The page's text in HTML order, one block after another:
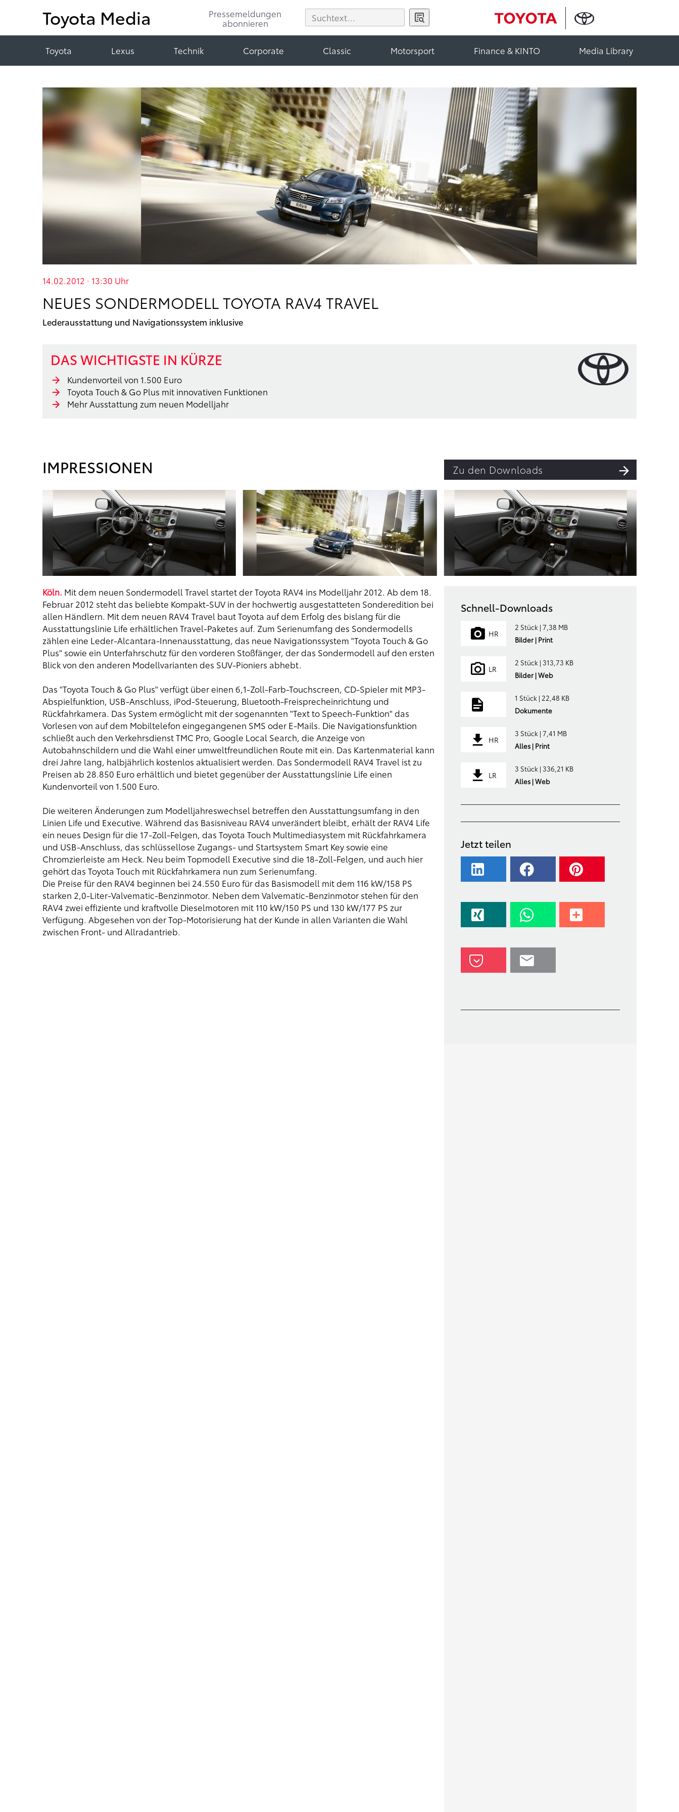
Toyota Media
Pressemeldungen
abonnieren
Toyota Lexus Technik Corporate Classic Motorsport Finance & KINTO Media Library
14.02.2012 · 13:30 Uhr
NEUES SONDERMODELL TOYOTA RAV4 TRAVEL
Lederausstattung und Navigationssystem inklusive
DAS WICHTIGSTE IN KÜRZE
Kundenvorteil von 1.500 Euro
Toyota Touch & Go Plus mit innovativen Funktionen
Mehr Ausstattung zum neuen Modelljahr
IMPRESSIONEN Zu den Downloads
Köln. Mit dem neuen Sondermodell Travel startet der Toyota RAV4 ins Modelljahr 2012. Ab dem 18.
Februar 2012 steht das beliebte Kompakt-SUV in der hochwertig ausgestatteten Sonderedition bei
allen Händlern. Mit dem neuen RAV4 Travel baut Toyota auf dem Erfolg des bislang für die
Ausstattungslinie Life erhältlichen Travel-Paketes auf. Zum Serienumfang des Sondermodells
zählen eine Leder-Alcantara-Innenausstattung, das neue Navigationssystem "Toyota Touch & Go
Plus" sowie ein Unterfahrschutz für den vorderen Stoßfänger, der das Sondermodell auf den ersten
Blick von den anderen Modellvarianten des SUV-Pioniers abhebt.
Das "Toyota Touch & Go Plus" verfügt über einen 6,1-Zoll-Farb-Touchscreen, CD-Spieler mit MP3-
Abspielfunktion, USB-Anschluss, iPod-Steuerung, Bluetooth-Freisprecheinrichtung und
Rückfahrkamera. Das System ermöglicht mit der sogenannten "Text to Speech-Funktion" das
Vorlesen von auf dem Mobiltelefon eingegangenen SMS oder E-Mails. Die Navigationsfunktion
schließt auch den Verkehrsdienst TMC Pro, Google Local Search, die Anzeige von
Autobahnschildern und die Wahl einer umweltfreundlichen Route mit ein. Das Kartenmaterial kann
drei Jahre lang, halbjährlich kostenlos aktualisiert werden. Das Sondermodell RAV4 Travel ist zu
Preisen ab 28.850 Euro erhältlich und bietet gegenüber der Ausstattungslinie Life einen
Kundenvorteil von 1.500 Euro.
Die weiteren Änderungen zum Modelljahreswechsel betreffen den Ausstattungsumfang in den
Linien Life und Executive. Während das Basisniveau RAV4 unverändert bleibt, erhält der RAV4 Life
ein neues Design für die 17-Zoll-Felgen, das Toyota Touch Multimediasystem mit Rückfahrkamera
und USB-Anschluss, das schlüssellose Zugangs- und Startsystem Smart Key sowie eine
Chromzierleiste am Heck. Neu beim Topmodell Executive sind die 18-Zoll-Felgen, und auch hier
gehört das Toyota Touch mit Rückfahrkamera nun zum Serienumfang.
Die Preise für den RAV4 beginnen bei 24.550 Euro für das Basismodell mit dem 116 kW/158 PS
starken 2,0-Liter-Valvematic-Benzinmotor. Neben dem Valvematic-Benzinmotor stehen für den
RAV4 zwei effiziente und kraftvolle Dieselmotoren mit 110 kW/150 PS und 130 kW/177 PS zur
Verfügung. Abgesehen von der Top-Motorisierung hat der Kunde in allen Varianten die Wahl
zwischen Front- und Allradantrieb.
Schnell-Downloads
HR
2 Stück | 7,38 MB
Bilder | Print
LR
2 Stück | 313,73 KB
Bilder | Web
1 Stück | 22,48 KB
Dokumente
HR
3 Stück | 7,41 MB
Alles | Print
LR
3 Stück | 336,21 KB
Alles | Web
Jetzt teilen